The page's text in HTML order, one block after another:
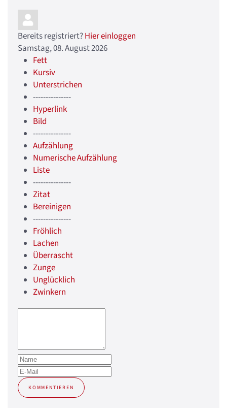
Bereits registriert?Hier einloggen
Samstag, 08. August 2026
Fett
Kursiv
Unterstrichen
---------------
Hyperlink
Bild
---------------
Aufzählung
Numerische Aufzählung
Liste
---------------
Zitat
Bereinigen
---------------
Fröhlich
Lachen
Überrascht
Zunge
Unglücklich
Zwinkern
KOMMENTIEREN